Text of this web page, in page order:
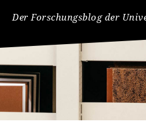
Der Forschungsblog der